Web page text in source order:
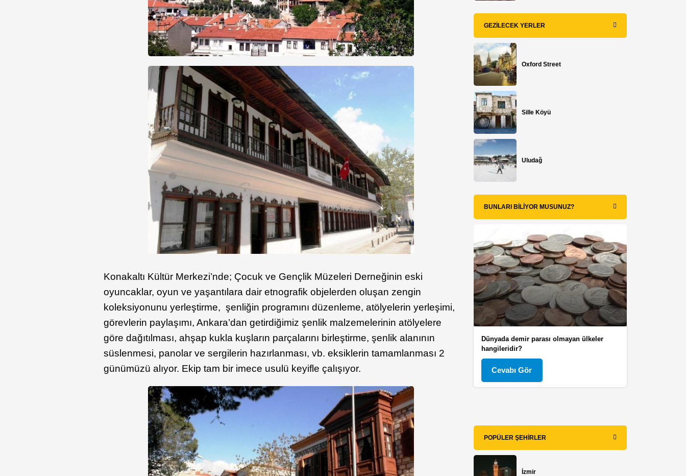
Konakaltı Kültür Merkezi’nde; Çocuk ve Gençlik Müzeleri Derneğinin eski
oyuncaklar, oyun ve yaşantılara dair etnografik objelerden oluşan zengin
koleksiyonunu yerleştirme, şenliğin programını düzenleme, atölyelerin yerleşimi,
görevlerin paylaşımı, Ankara’dan getirdiğimiz şenlik malzemelerinin atölyelere
göre dağıtılması, ahşap kukla kuşların parçalarını birleştirme, şenlik alanının
süslenmesi, panolar ve sergilerin hazırlanması, vb. eksiklerin tamamlanması 2
günümüzü alıyor. Ekip tam bir imece usulü keyifle çalışıyor.
GEZILECEK YERLER
Oxford Street
Sille Köyü
Uludağ
BUNLARI BILIYOR MUSUNUZ?
Dünyada demir parası olmayan ülkeler
hangileridir?
Cevabı Gör
POPÜLER ŞEHIRLER
İzmir